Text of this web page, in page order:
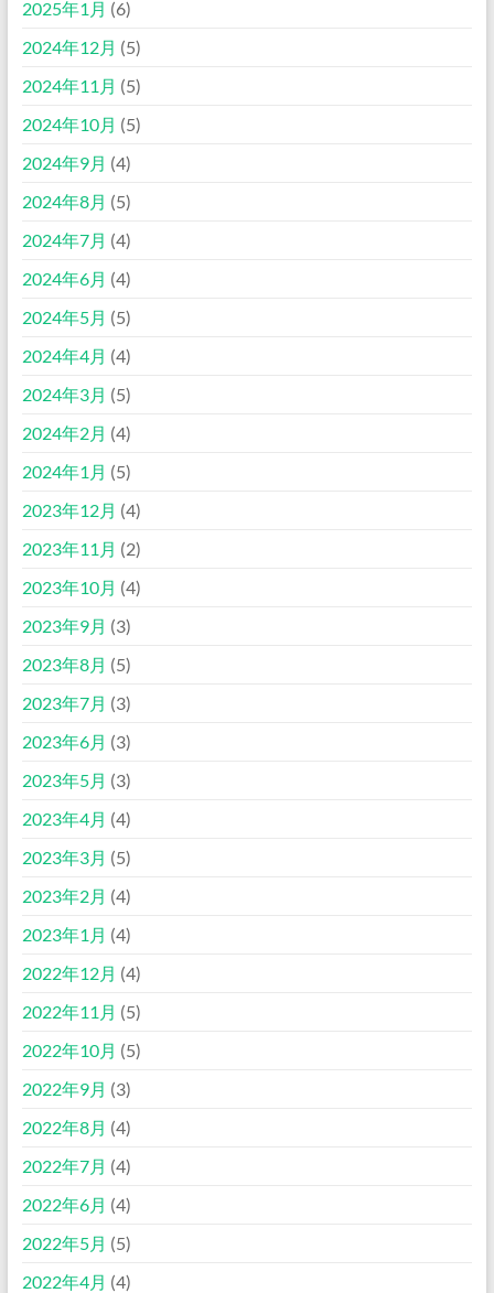
2025年1月 (6)
2024年12月 (5)
2024年11月 (5)
2024年10月 (5)
2024年9月 (4)
2024年8月 (5)
2024年7月 (4)
2024年6月 (4)
2024年5月 (5)
2024年4月 (4)
2024年3月 (5)
2024年2月 (4)
2024年1月 (5)
2023年12月 (4)
2023年11月 (2)
2023年10月 (4)
2023年9月 (3)
2023年8月 (5)
2023年7月 (3)
2023年6月 (3)
2023年5月 (3)
2023年4月 (4)
2023年3月 (5)
2023年2月 (4)
2023年1月 (4)
2022年12月 (4)
2022年11月 (5)
2022年10月 (5)
2022年9月 (3)
2022年8月 (4)
2022年7月 (4)
2022年6月 (4)
2022年5月 (5)
2022年4月 (4)